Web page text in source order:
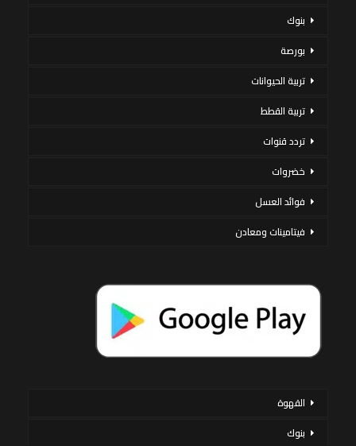
بنوك
بورصة
تربية الحيوانات
تربية القطط
تردد قنوات
خضروات
فوائد العسل
فيتامينات ومعادن
القهوة
بنوك